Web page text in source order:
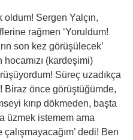
Sergen Yalçın,
rağmen ‘Yoruldum!
son kez görüşülecek’
hocamızı (kardeşimi)
Süreç uzadıkça
Biraz önce görüştüğümde,
kırıp dökmeden, başta
üzmek istemem ama
dedi! Ben